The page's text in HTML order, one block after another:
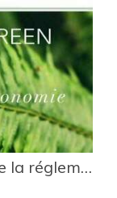
Cluster GREEN : L'évolution de la réglementation en matière d'affichage environnemental.